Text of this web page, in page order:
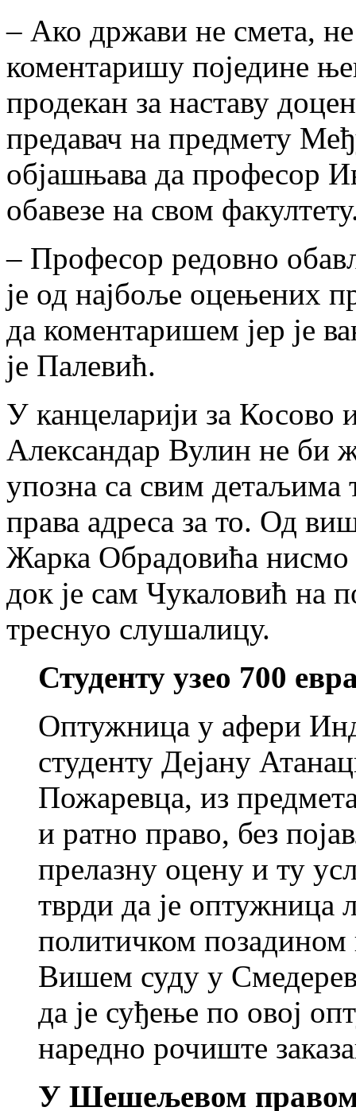
– Ако држави не смета,
коментаришу поједине
продекан за наставу
предавач на предмету
објашњава да професор
обавезе на свом
– Професор редовно
је од најбоље оцењених
да коментаришем јер је
је Палевић.
У канцеларији за
Александар Вулин не би
упозна са свим детаљима
права адреса за то. Од
Жарка Обрадовића нисмо
док је сам Чукаловић на
треснуо слушалицу.
Студенту узео 700
Оптужница у афери
студенту Дејану
Пожаревца, из
и ратно право, без
прелазну оцену и ту
тврди да је оптужница
политичком
Вишем суду у
да је суђење по овој
наредно рочиште
У Шешељевом